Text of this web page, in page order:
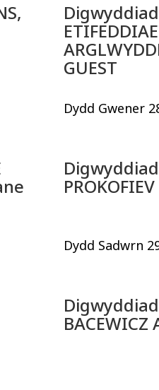
Digwyddiad
GUEST
Dydd Gwener
PROKOFIEV
Dydd Sadwrn
Digwyddiad
BACEWICZ